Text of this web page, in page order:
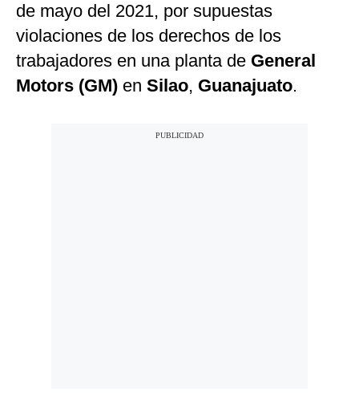
de mayo del 2021, por supuestas
violaciones de los derechos de los
trabajadores en una planta de General
Motors (GM) en Silao, Guanajuato.